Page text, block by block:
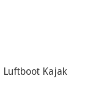
Luftboot Kajak